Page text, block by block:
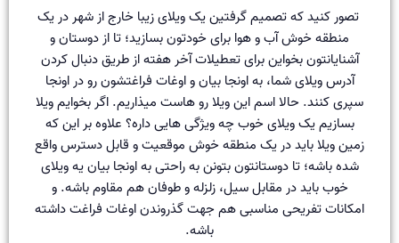
تصور کنید که تصمیم گرفتین یک ویلای زیبا خارج از شهر در یک
منطقه خوش آب و هوا برای خودتون بسازید؛ تا از دوستان و
آشنایانتون بخواین برای تعطیلات آخر هفته از طریق دنبال کردن
آدرس ویلای شما، به اونجا بیان و اوغات فراغتشون رو در اونجا
سپری کنند. حالا اسم این ویلا رو هاست میذاریم. اگر بخوایم ویلا
بسازیم یک ویلای خوب چه ویژگی هایی داره؟ علاوه بر این که
زمین ویلا باید در یک منطقه خوش موقعیت و قابل دسترس واقع
شده باشه؛ تا دوستانتون بتونن به راحتی به اونجا بیان یه ویلای
خوب باید در مقابل سیل، زلزله و طوفان هم مقاوم باشه. و
امکانات تفریحی مناسبی هم جهت گذروندن اوغات فراغت داشته
باشه.